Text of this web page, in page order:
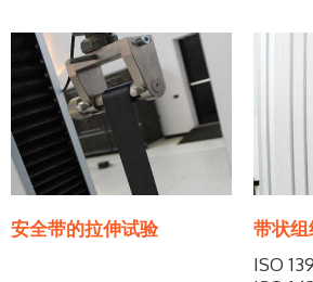
安全带的拉伸试验 带状
ISO